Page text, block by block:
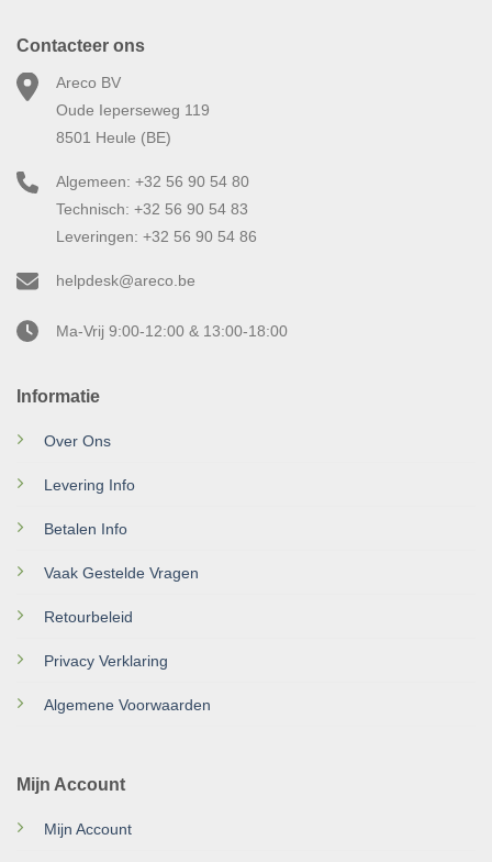
Informatie
Over Ons
Levering Info
Betalen Info
Vaak Gestelde Vragen
Retourbeleid
Privacy Verklaring
Algemene Voorwaarden
Mijn Account
Mijn Account
Contacteer ons
Areco BV
Oude Ieperseweg 119
8501 Heule (BE)
Algemeen: +32 56 90 54 80
Technisch: +32 56 90 54 83
Leveringen: +32 56 90 54 86
helpdesk@areco.be
Ma-Vrij 9:00-12:00 & 13:00-18:00